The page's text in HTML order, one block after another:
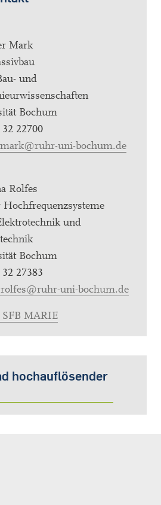
Mark
und
Bochum
22700
uni-bochum.de
Rolfes
und
Bochum
27383
uni-bochum.de
SFB MARIE
hochauflösender